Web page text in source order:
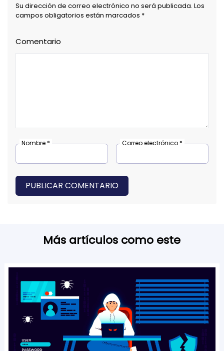
Su dirección de correo electrónico no será publicada. Los
campos obligatorios están marcados *
Comentario
Nombre * Correo electrónico *
PUBLICAR COMENTARIO
Más artículos como este